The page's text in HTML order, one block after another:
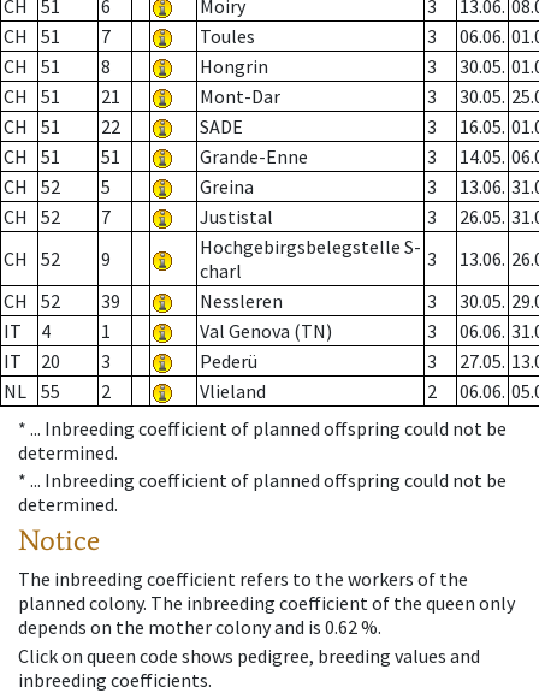
CH 51 6 Moiry 3 13.06.
CH
51 7 Toules 3 06.06.
CH
51 8 Hongrin 3 30.05.
CH
51 21 Mont-Dar 3 30.05.
CH
51 22 SADE 3 16.05.
CH
51 51 Grande-Enne 3 14.05.
CH
52 5 Greina 3 13.06.
CH
52 7 Justistal 3 26.05.
CH
52 9
Hochgebirgsbelegstelle S-
charl
3 13.06.
CH
52 39 Nessleren 3 30.05.
IT
4 1 Val Genova (TN) 3 06.06.
IT
20 3 Pederü 3 27.05.
NL 55 2 Vlieland 2 06.06.
* ... Inbreeding coefficient of planned offspring could not be
determined.
* ... Inbreeding coefficient of planned offspring could not be
determined.
Notice
The inbreeding coefficient refers to the workers of the
planned colony. The inbreeding coefficient of the queen only
depends on the mother colony and is 0.62 %.
Click on queen code shows pedigree, breeding values and
inbreeding coefficients.